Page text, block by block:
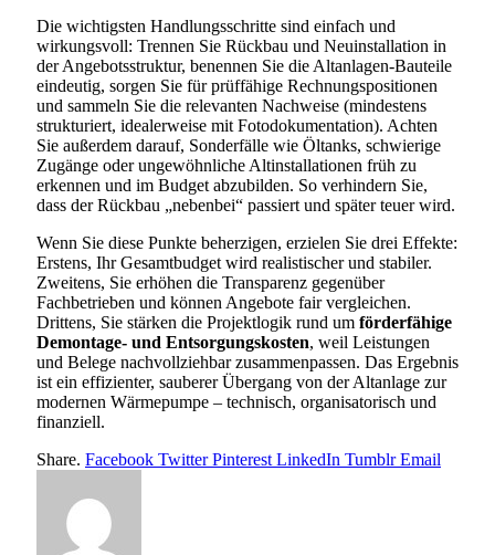
Die wichtigsten Handlungsschritte sind einfach und
wirkungsvoll: Trennen Sie Rückbau und Neuinstallation in
der Angebotsstruktur, benennen Sie die Altanlagen-Bauteile
eindeutig, sorgen Sie für prüffähige Rechnungspositionen
und sammeln Sie die relevanten Nachweise (mindestens
strukturiert, idealerweise mit Fotodokumentation). Achten
Sie außerdem darauf, Sonderfälle wie Öltanks, schwierige
Zugänge oder ungewöhnliche Altinstallationen früh zu
erkennen und im Budget abzubilden. So verhindern Sie,
dass der Rückbau „nebenbei“ passiert und später teuer wird.
Wenn Sie diese Punkte beherzigen, erzielen Sie drei Effekte:
Erstens, Ihr Gesamtbudget wird realistischer und stabiler.
Zweitens, Sie erhöhen die Transparenz gegenüber
Fachbetrieben und können Angebote fair vergleichen.
Drittens, Sie stärken die Projektlogik rund um förderfähige
Demontage- und Entsorgungskosten, weil Leistungen
und Belege nachvollziehbar zusammenpassen. Das Ergebnis
ist ein effizienter, sauberer Übergang von der Altanlage zur
modernen Wärmepumpe – technisch, organisatorisch und
finanziell.
Share. Facebook Twitter Pinterest LinkedIn Tumblr Email